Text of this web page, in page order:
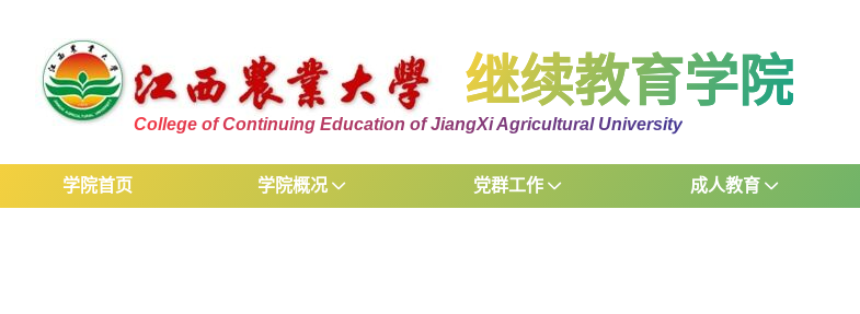
继续教育学院
College of Continuing Education of JiangXi Agricultural University
学院首页 学院概况 党群工作 成人教育